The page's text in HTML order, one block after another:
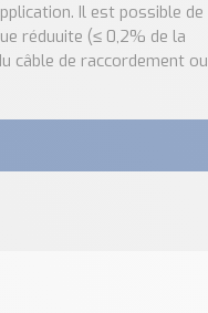
Il est possible de
réduuite (≤ 0,2% de la
câble de raccordement ou